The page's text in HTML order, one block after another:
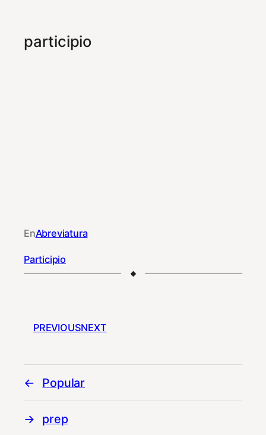
participio
EnAbreviatura
Participio
PREVIOUSNEXT
Popular
prep